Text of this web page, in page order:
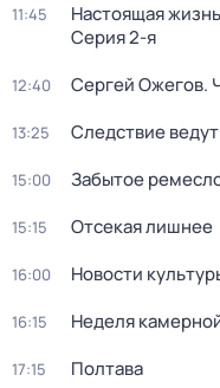
11:45 Настоящая
Серия 2-я
12:40 Сергей Ожегов.
13:25 Следствие
15:00 Забытое
15:15 Отсекая лишнее
16:00 Новости
16:15 Неделя
17:15 Полтава